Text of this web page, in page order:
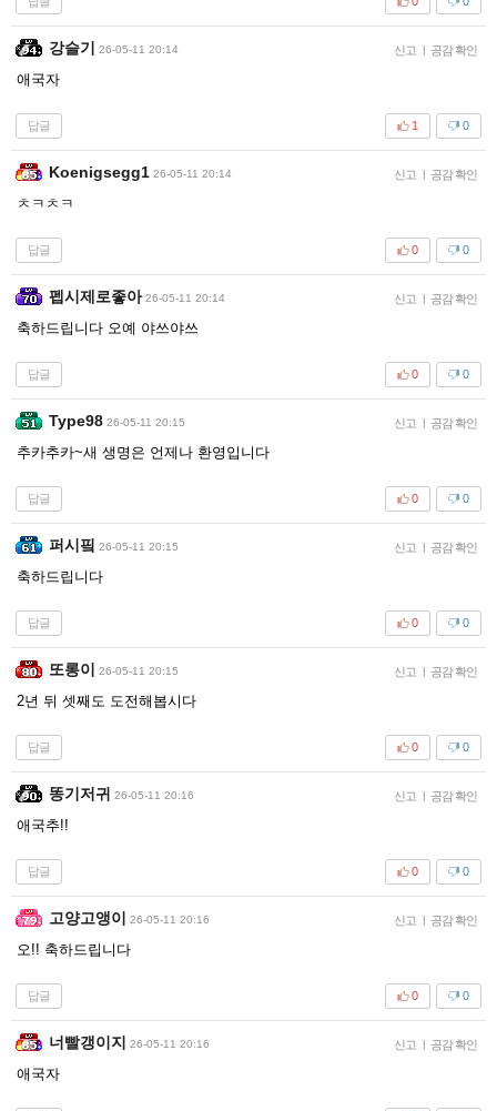
강슬기 26-05-11 20:14 신고 | 공감 확인
애국자
답글 0
1
Koenigsegg1 26-05-11 20:14 신고 | 공감 확인
ㅊㅋㅊㅋ
답글 0
0
펩시제로좋아 26-05-11 20:14 신고 | 공감 확인
축하드립니다 오예 야쓰야쓰
답글 0
0
Type98 26-05-11 20:15 신고 | 공감 확인
추카추카~새 생명은 언제나 환영입니다
답글 0
0
퍼시핔 26-05-11 20:15 신고 | 공감 확인
축하드립니다
답글 0
0
또롱이 26-05-11 20:15 신고 | 공감 확인
2년 뒤 셋째도 도전해봅시다
답글 0
0
똥기저귀 26-05-11 20:16 신고 | 공감 확인
애국추!!
답글 0
0
고양고앵이 26-05-11 20:16 신고 | 공감 확인
오!! 축하드립니다
답글 0
0
너빨갱이지 26-05-11 20:16 신고 | 공감 확인
애국자